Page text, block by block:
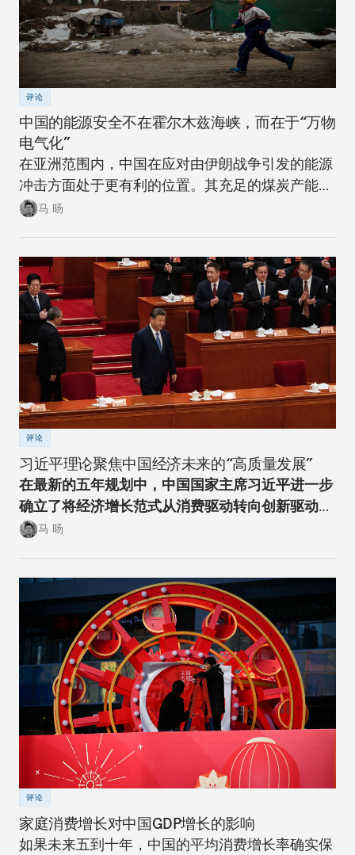
评论
中国的能源安全不在霍尔木兹海峡，而在于“万物
电气化”
在亚洲范围内，中国在应对由伊朗战争引发的能源
冲击方面处于更有利的位置。其充足的煤炭产能可
以在短期内确保稳定。同时，随着该国逐步推进摆
马 旸
评论
习近平理论聚焦中国经济未来的“高质量发展”
在最新的五年规划中，中国国家主席习近平进一步
确立了将经济增长范式从消费驱动转向创新驱动的
经济转型方向。
马 旸
评论
家庭消费增长对中国GDP增长的影响
如果未来五到十年，中国的平均消费增长率确实保